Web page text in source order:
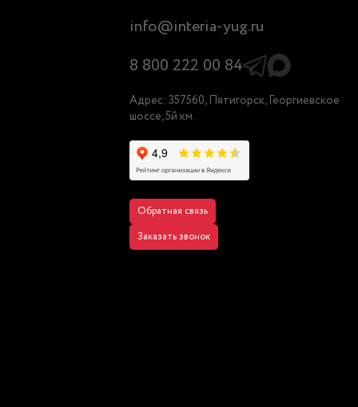
info@interia-yug.ru
8 800 222 00 84
Адрес: 357560, Пятигорск, Георгиевское
шоссе, 5й км.
Обратная связь
Заказать звонок